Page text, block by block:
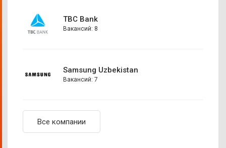
TBC Bank
Вакансий: 8
Samsung Uzbekistan
Вакансий: 7
Все компании